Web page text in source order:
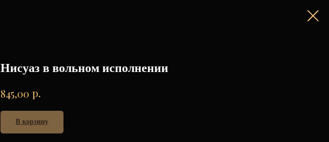
Нисуаз в вольном исполнении
845,00 р.
В корзину